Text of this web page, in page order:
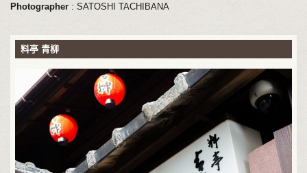
Photographer: SATOSHI TACHIBANA
料亭 青柳